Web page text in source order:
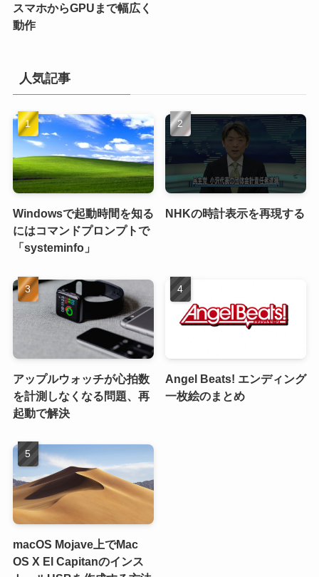
スマホからGPUまで幅広く
動作
人気記事
Windowsで起動時間を知る
にはコマンドプロンプトで
「systeminfo」
NHKの時計表示を再現する
アップルウォッチが心拍数
を計測しなくなる問題、再
起動で解決
Angel Beats! エンディング
一枚絵のまとめ
macOS Mojave上でMac
OS X El Capitanのインス